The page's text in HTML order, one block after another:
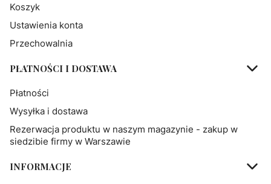
Koszyk
Ustawienia konta
Przechowalnia
PŁATNOŚCI I DOSTAWA
Płatności
Wysyłka i dostawa
Rezerwacja produktu w naszym magazynie - zakup w
siedzibie firmy w Warszawie
INFORMACJE